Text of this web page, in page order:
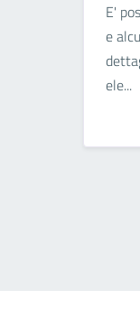
E'
e
ele...